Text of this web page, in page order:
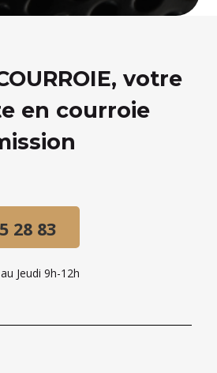
votre
en courroie
28 83
Jeudi 9h-12h